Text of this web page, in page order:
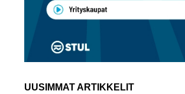
UUSIMMAT ARTIKKELIT